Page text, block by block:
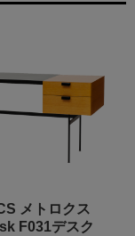
メトロクス
F031デスク